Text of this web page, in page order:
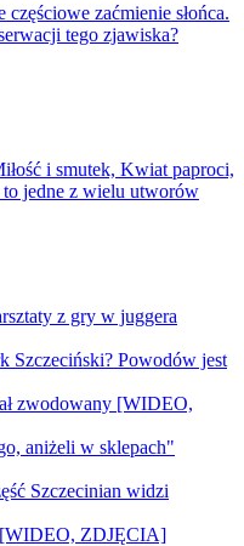
zaćmienie słońca.
tego zjawiska?
i smutek, Kwiat paproci,
to jedne z wielu utworów
z gry w juggera
Szczeciński? Powodów jest
zwodowany [WIDEO,
aniżeli w sklepach"
Szczecinian widzi
[WIDEO, ZDJĘCIA]